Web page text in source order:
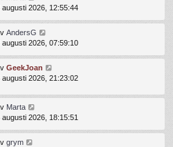
augusti 2026, 12:55:44
AndersG
augusti 2026, 07:59:10
GeekJoan
augusti 2026, 21:23:02
Marta
augusti 2026, 18:15:51
grym